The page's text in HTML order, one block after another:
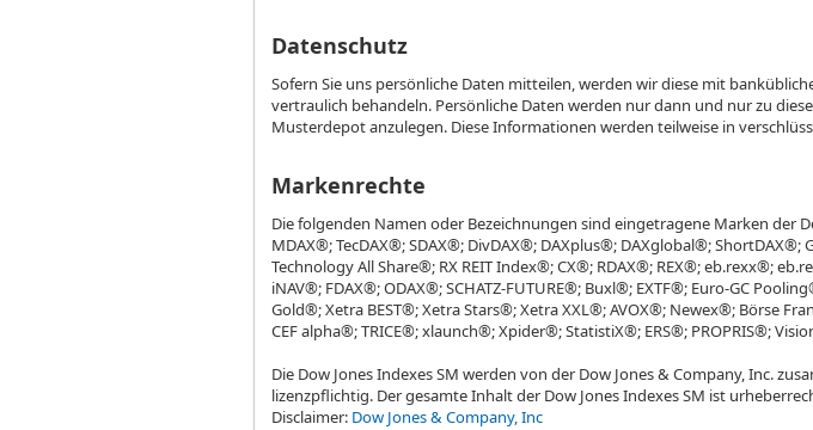
Datenschutz
Sofern Sie uns persönliche Daten mitteilen, werden wir diese mit
vertraulich behandeln. Persönliche Daten werden nur dann und nur zu
Musterdepot anzulegen. Diese Informationen werden teilweise in
Markenrechte
Die folgenden Namen oder Bezeichnungen sind eingetragene Marken der
MDAX®; TecDAX®; SDAX®; DivDAX®; DAXplus®; DAXglobal®; ShortDAX®;
Technology All Share®; RX REIT Index®; CX®; RDAX®; REX®; eb.rexx®;
iNAV®; FDAX®; ODAX®; SCHATZ-FUTURE®; Buxl®; EXTF®; Euro-GC
Gold®; Xetra BEST®; Xetra Stars®; Xetra XXL®; AVOX®; Newex®; Börse
CEF alpha®; TRICE®; xlaunch®; Xpider®; StatistiX®; ERS®; PROPRIS®;
Die Dow Jones Indexes SM werden von der Dow Jones & Company, Inc.
lizenzpflichtig. Der gesamte Inhalt der Dow Jones Indexes SM ist
Disclaimer: Dow Jones & Company, Inc